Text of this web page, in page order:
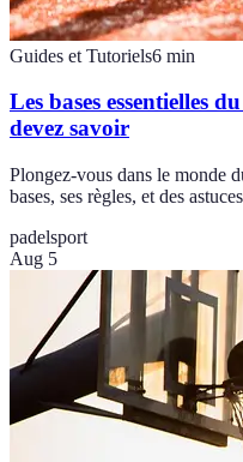
Guides et Tutoriels6 min
Les bases essentielles
devez savoir
Plongez-vous dans le monde
bases, ses règles, et des
padelsport
Aug 5